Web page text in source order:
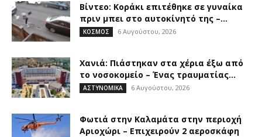
Βίντεο: Κοράκι επιτέθηκε σε γυναίκα
πριν μπει στο αυτοκίνητό της –...
ΚΟΣΜΟΣ 6 Αυγούστου, 2026
Χανιά: Πιάστηκαν στα χέρια έξω από
το νοσοκομείο – Ένας τραυματίας...
ΑΣΤΥΝΟΜΙΚΑ 6 Αυγούστου, 2026
Φωτιά στην Καλαμάτα στην περιοχή
Αριοχώρι – Επιχειρούν 2 αεροσκάφη